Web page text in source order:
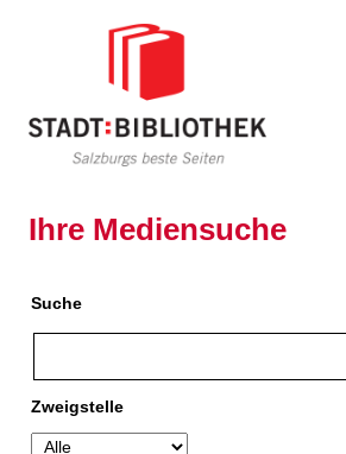
Ihre Mediensuche
Suche
Zweigstelle